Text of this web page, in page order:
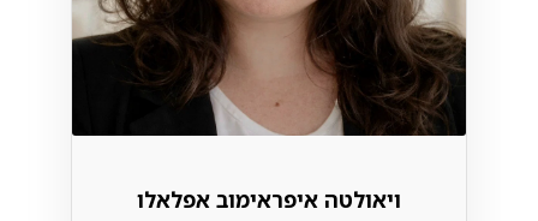
ויאולטה איפראימוב אפלאלו